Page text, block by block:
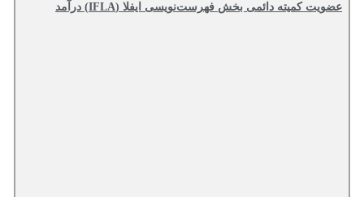
عضویت کمیته دائمی بخش فهرست‌نویسی ایفلا (IFLA) درآمد